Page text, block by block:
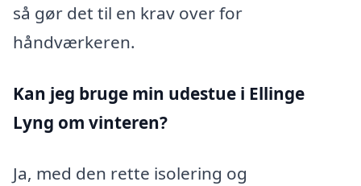
så gør det til en krav over for
håndværkeren.
Kan jeg bruge min udestue i Ellinge
Lyng om vinteren?
Ja, med den rette isolering og